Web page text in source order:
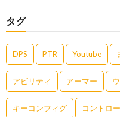
タグ
DPS PTR Youtube
アビリティ アーマー
キーコンフィグ コントロ